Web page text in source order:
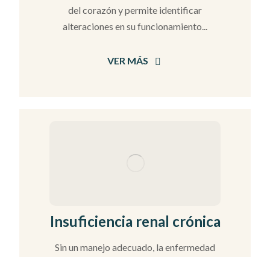
del corazón y permite identificar
alteraciones en su funcionamiento...
VER MÁS
Insuficiencia renal crónica
Sin un manejo adecuado, la enfermedad